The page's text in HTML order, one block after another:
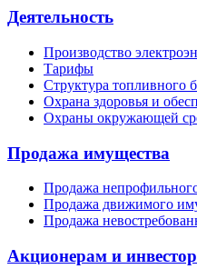
Деятельность
Производство
Тарифы
Структура топливного
Охрана здоровья и
Охраны окружающей
Продажа имущества
Продажа
Продажа движимого
Продажа
Акционерам и